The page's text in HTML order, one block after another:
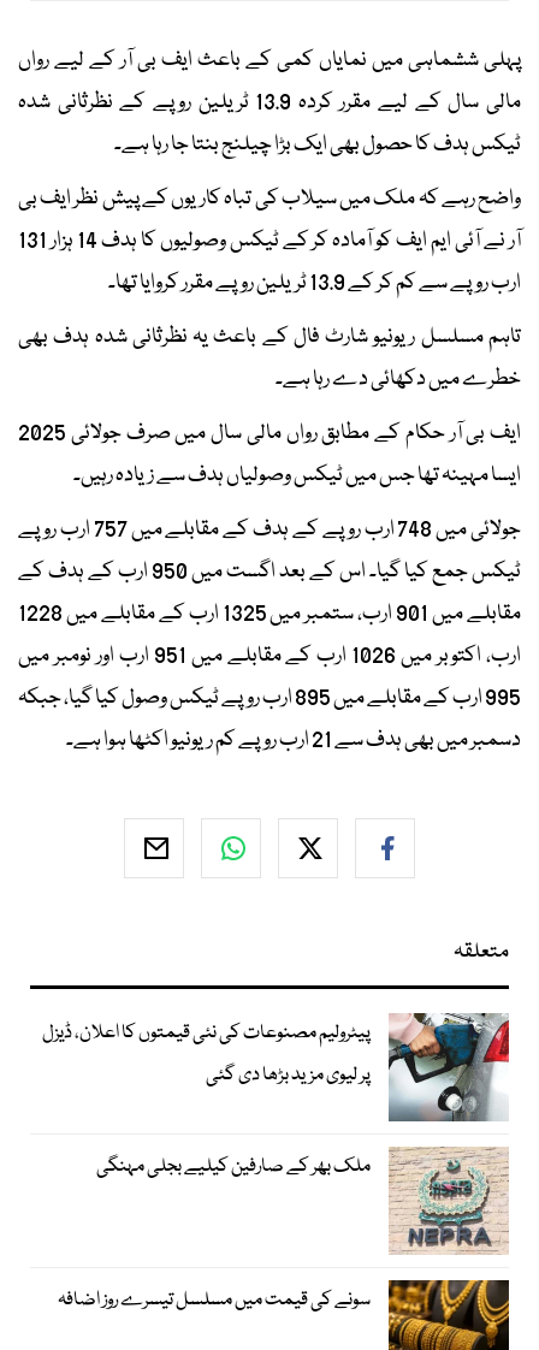
پہلی ششماہی میں نمایاں کمی کے باعث ایف بی آر کے لیے رواں
مالی سال کے لیے مقرر کردہ 13.9 ٹریلین روپے کے نظرثانی شدہ
ٹیکس ہدف کا حصول بھی ایک بڑا چیلنج بنتا جا رہا ہے۔
واضح رہے کہ ملک میں سیلاب کی تباہ کاریوں کے پیش نظر ایف بی
آر نے آئی ایم ایف کو آمادہ کر کے ٹیکس وصولیوں کا ہدف 14 ہزار 131
ارب روپے سے کم کر کے 13.9 ٹریلین روپے مقرر کروایا تھا۔
تاہم مسلسل ریونیو شارٹ فال کے باعث یہ نظرثانی شدہ ہدف بھی
خطرے میں دکھائی دے رہا ہے۔
ایف بی آر حکام کے مطابق رواں مالی سال میں صرف جولائی 2025
ایسا مہینہ تھا جس میں ٹیکس وصولیاں ہدف سے زیادہ رہیں۔
جولائی میں 748 ارب روپے کے ہدف کے مقابلے میں 757 ارب روپے
ٹیکس جمع کیا گیا۔ اس کے بعد اگست میں 950 ارب کے ہدف کے
مقابلے میں 901 ارب، ستمبر میں 1325 ارب کے مقابلے میں 1228
ارب، اکتوبر میں 1026 ارب کے مقابلے میں 951 ارب اور نومبر میں
995 ارب کے مقابلے میں 895 ارب روپے ٹیکس وصول کیا گیا، جبکہ
دسمبر میں بھی ہدف سے 21 ارب روپے کم ریونیو اکٹھا ہوا ہے۔
متعلقہ
پیٹرولیم مصنوعات کی نئی قیمتوں کا اعلان، ڈیزل
پر لیوی مزید بڑھا دی گئی
ملک بھر کے صارفین کیلیے بجلی مہنگی
سونے کی قیمت میں مسلسل تیسرے روز اضافہ